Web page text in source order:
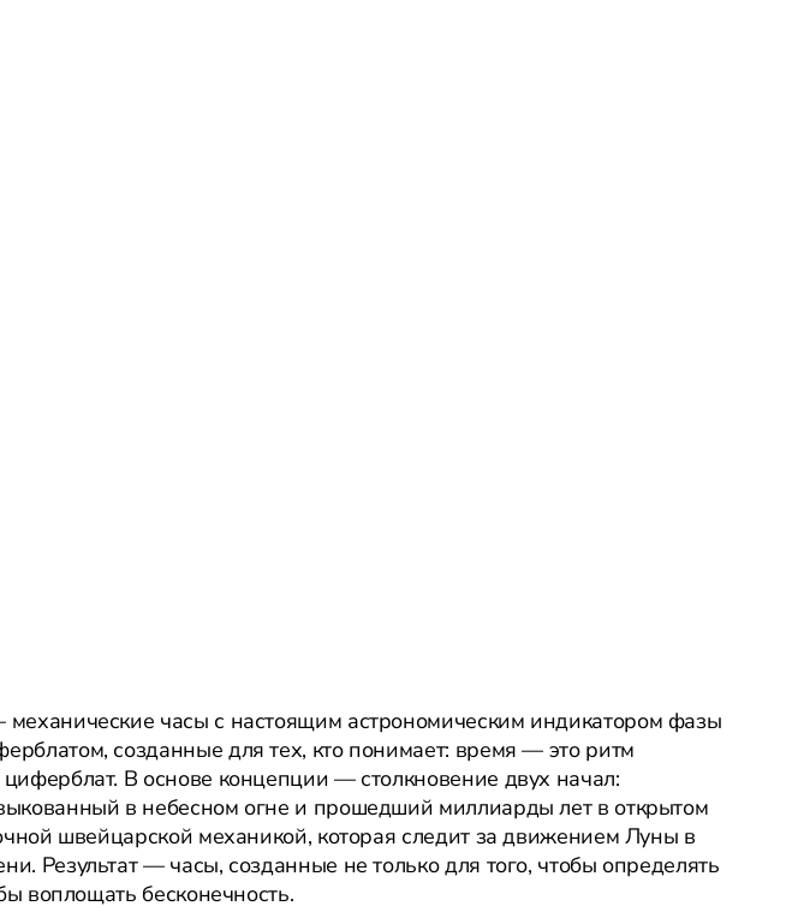
часы с настоящим астрономическим индикатором фазы
созданные для тех, кто понимает: время — это ритм
В основе концепции — столкновение двух начал:
в небесном огне и прошедший миллиарды лет в открытом
швейцарской механикой, которая следит за движением Луны в
Результат — часы, созданные не только для того, чтобы определять
воплощать бесконечность.